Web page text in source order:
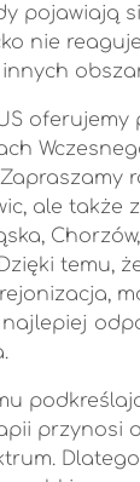
pojawiają
nie
Zapraszamy
ale także
temu,
najlepiej
przynosi